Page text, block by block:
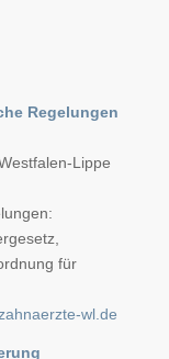
Regelungen
Lippe
für
wl.de